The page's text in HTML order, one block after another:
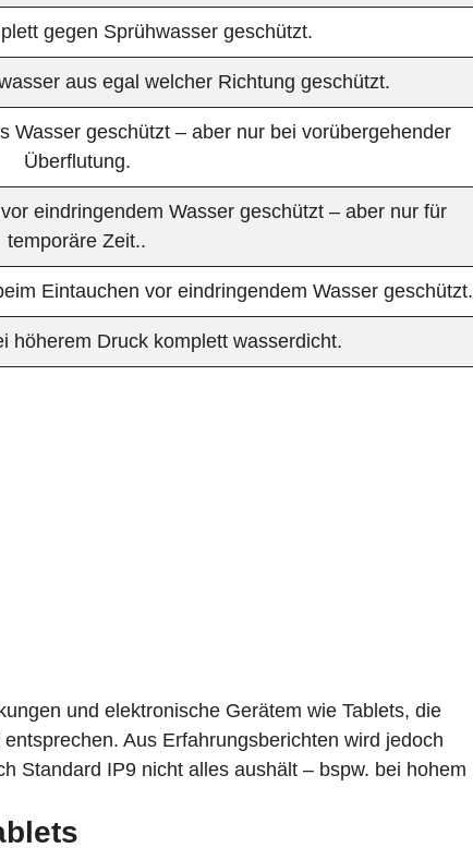
gegen Sprühwasser geschützt.
aus egal welcher Richtung geschützt.
Wasser geschützt – aber nur bei vorübergehender
Überflutung.
eindringendem Wasser geschützt – aber nur für
temporäre Zeit..
Eintauchen vor eindringendem Wasser geschützt.
höherem Druck komplett wasserdicht.
und elektronische Gerätem wie Tablets, die
Aus Erfahrungsberichten wird jedoch
Standard IP9 nicht alles aushält – bspw. bei hohem